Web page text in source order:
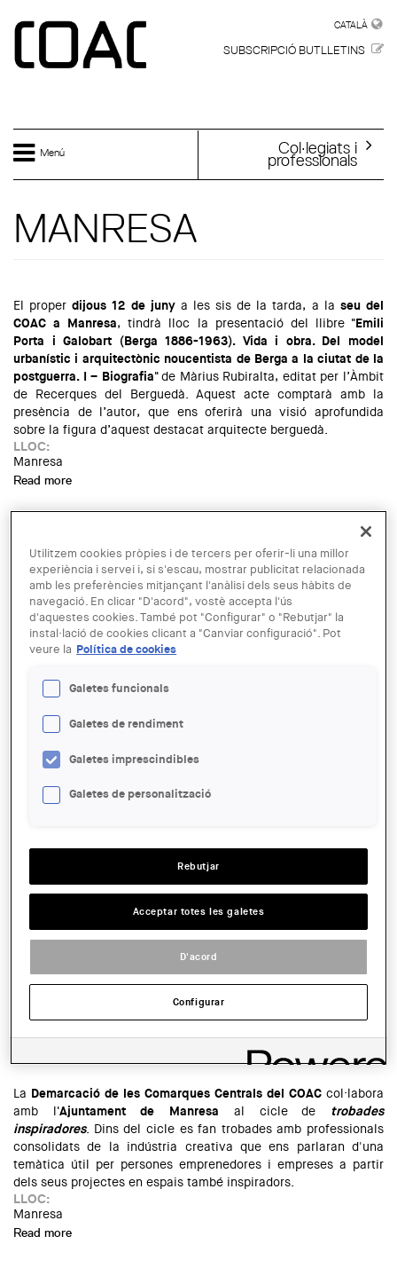
CATALÀ
SUBSCRIPCIÓ BUTLLETINS
Menú Col·legiats i
professionals
MANRESA
El properdijous 12 de junya les sis de la tarda, a la seu del
COAC a Manresa, tindrà lloc la presentació del llibre "Emili
Porta i Galobart (Berga 1886-1963). Vida i obra. Del model
urbanístic i arquitectònic noucentista de Berga a la ciutat de la
postguerra. I – Biografia"de Màrius Rubiralta, editat per l’Àmbit
de Recerques del Berguedà. Aquest acte comptarà amb la
presència de l’autor, que ens oferirà una visió aprofundida
sobre la figura d’aquest destacat arquitecte berguedà.
LLOC:
Manresa
Read more
Amb la voluntat de promoure l'intercanvi cultural, les
es hem unit
per organitzar dues visites guiades a les obres de restauració
de part de la Catedral de Santa Maria de Tortosa i a les obres
de rehabilitació de la Basílica de Santa Maria de La Seu de
Manresa, a càrrec dels respectius arquitectes directors.
El passat mes d'abril vam gaudir de les obres de restauració de
apropem a les Comarques Cent
LLOC:
Manresa
Read more
Manresa
d’Arquitectes de Catalunya,organitza una xerrada divulgativa a
LLOC:
Read moreabout Xerrada: Projecte de rehabilitació de la fàbrica de
El proper 24 d’abril, de 18 h a 20 h, tindrà lloc a la seu a
Manresa del Col·legi d’Arquitectes de Catalunya una Trobada
d’Arquitectes en Femení, impulsada pel Grup de Dones
Arquitectes de la Demarcació de les Comarques Centrals del
LLOC:
about Trobada d’Arquitectes en Femení a la seu de Manresa
del COAC
La Demarcació de les Comarques Centrals del COAC col·labora
amb l'Ajuntament de Manresa al cicle de trobades
inspiradores. Dins del cicle es fan trobades amb professionals
consolidats de la indústria creativa que ens parlaran d'una
temàtica útil per persones emprenedores i empreses a partir
dels seus projectes en espais també inspiradors.
LLOC:
Manresa
Read more
Utilitzem cookies pròpies i de tercers per oferir-li una millor
experiència i servei i, si s'escau, mostrar publicitat relacionada
amb les preferències mitjançant l'anàlisi dels seus hàbits de
navegació. En clicar "D'acord", vostè accepta l'ús
d'aquestes cookies. També pot "Configurar" o "Rebutjar" la
instal·lació de cookies clicant a "Canviar configuració". Pot
veure la Política de cookies
Galetes funcionals
Galetes de rendiment
Galetes imprescindibles
Galetes de personalització
Rebutjar
Acceptar totes les galetes
D'acord
Configurar